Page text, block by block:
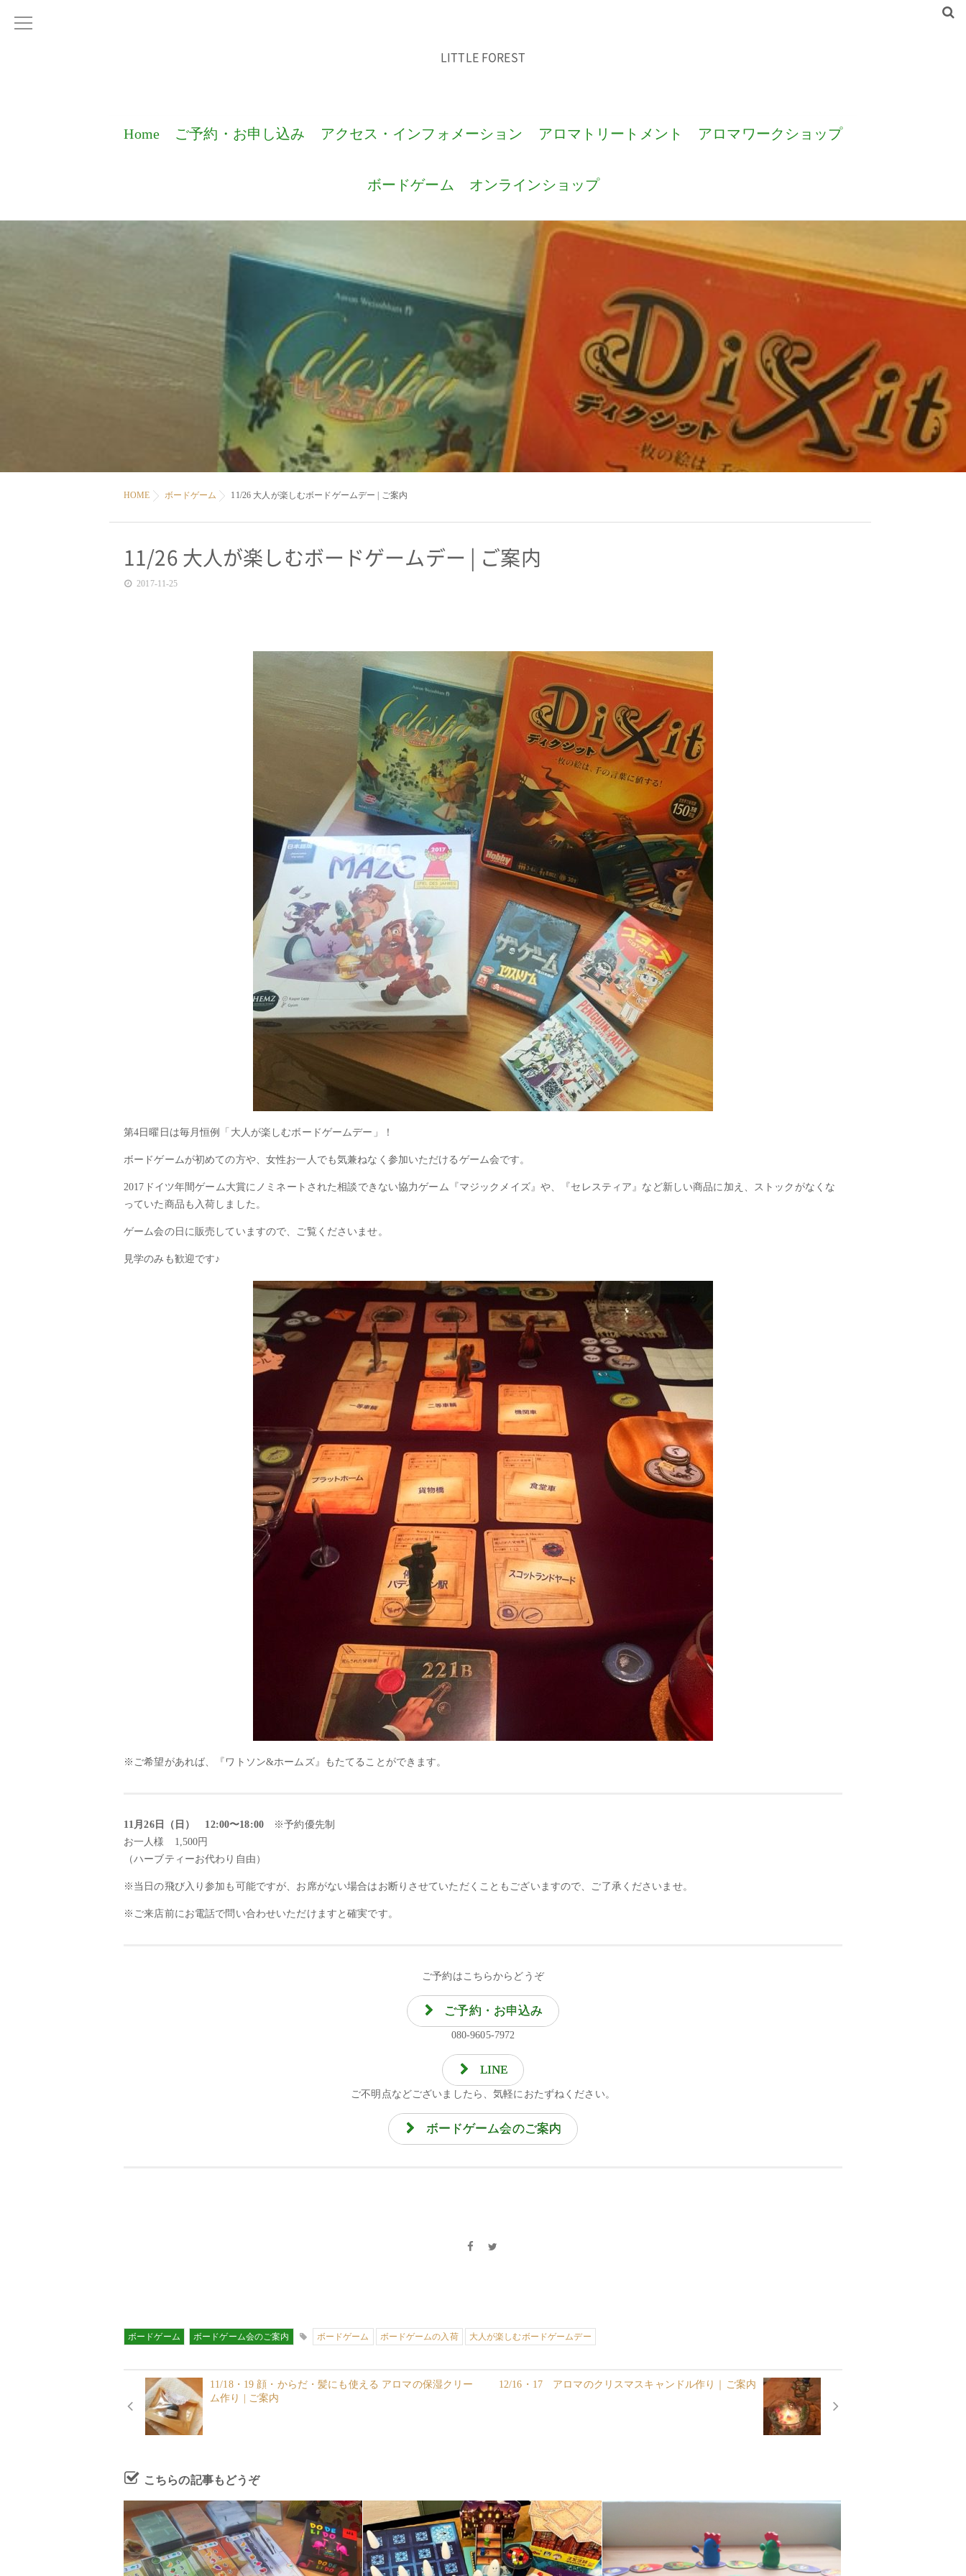
LITTLE FOREST
Home ご予約・お申し込み アクセス・インフォメーション アロマトリートメント アロマワークショップ
ボードゲーム オンラインショップ
HOME ボードゲーム 11/26 大人が楽しむボードゲームデー | ご案内
11/26 大人が楽しむボードゲームデー | ご案内
2017-11-25
第4日曜日は毎月恒例「大人が楽しむボードゲームデー」！
ボードゲームが初めての方や、女性お一人でも気兼ねなく参加いただけるゲーム会です。
2017ドイツ年間ゲーム大賞にノミネートされた相談できない協力ゲーム『マジックメイズ』や、『セレスティア』など新しい商品に加え、ストックがなくな
っていた商品も入荷しました。
ゲーム会の日に販売していますので、ご覧くださいませ。
見学のみも歓迎です♪
※ご希望があれば、『ワトソン&ホームズ』もたてることができます。
11月26日（日） 12:00〜18:00※予約優先制
お一人様 1,500円
（ハーブティーお代わり自由）
※当日の飛び入り参加も可能ですが、お席がない場合はお断りさせていただくこともございますので、ご了承くださいませ。
※ご来店前にお電話で問い合わせいただけますと確実です。
ご予約はこちらからどうぞ
ご予約・お申込み
080-9605-7972
LINE
ご不明点などございましたら、気軽におたずねください。
ボードゲーム会のご案内
ボードゲーム ボードゲーム会のご案内 ボードゲーム ボードゲームの入荷 大人が楽しむボードゲームデー
11/18・19 顔・からだ・髪にも使える アロマの保湿クリー
ム作り | ご案内
12/16・17 アロマのクリスマスキャンドル作り｜ご案内
こちらの記事もどうぞ